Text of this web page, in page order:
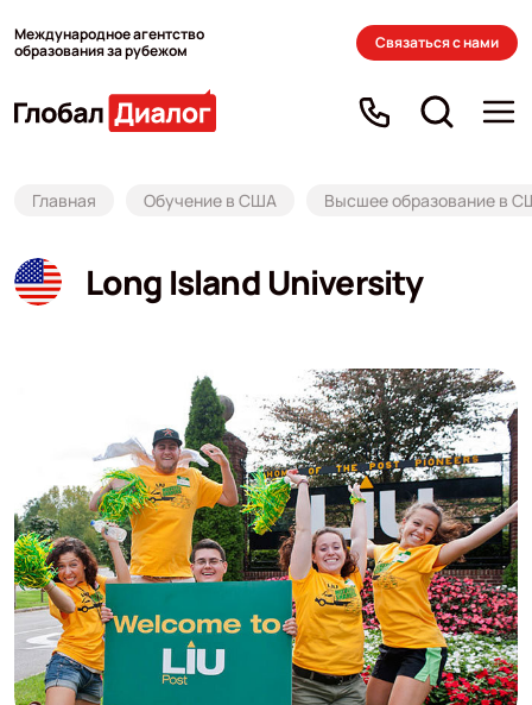
Международное агентство
образования за рубежом
Связаться с нами
Главная Обучение в США Высшее образование в
Long Island University